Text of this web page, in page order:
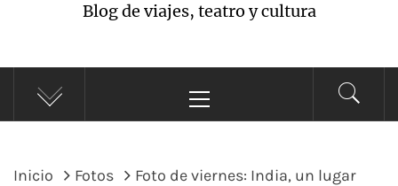
Blog de viajes, teatro y cultura
principal
Inicio Fotos
Foto de viernes: India, un lugar